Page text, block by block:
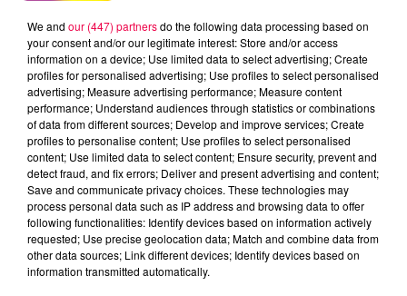
Flash infos
Crédit :Flash infos
We and our (447) partnersdo the following data processing based on
your consent and/or our legitimate interest: Store and/or access
information on a device; Use limited data to select advertising; Create
profiles for personalised advertising; Use profiles to select personalised
advertising; Measure advertising performance; Measure content
performance; Understand audiences through statistics or combinations
of data from different sources; Develop and improve services; Create
profiles to personalise content; Use profiles to select personalised
content; Use limited data to select content; Ensure security, prevent and
detect fraud, and fix errors; Deliver and present advertising and content;
Save and communicate privacy choices. These technologies may
process personal data such as IP address and browsing data to offer
following functionalities: Identify devices based on information actively
requested; Use precise geolocation data; Match and combine data from
other data sources; Link different devices; Identify devices based on
information transmitted automatically.